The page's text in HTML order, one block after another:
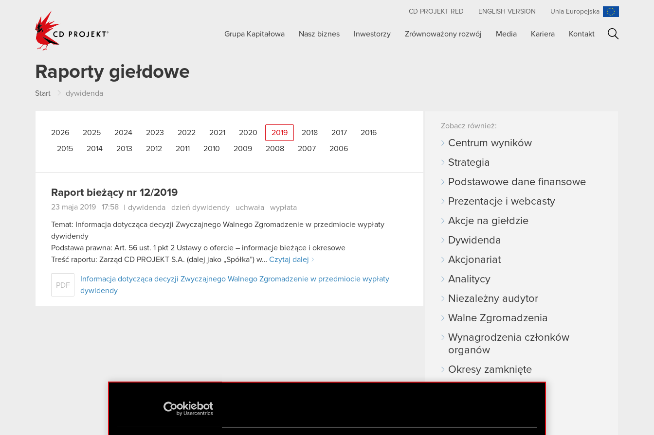
CD PROJEKT RED ENGLISH VERSION Unia Europejska
Grupa Kapitałowa Nasz biznes Inwestorzy Zrównoważony rozwój Media Kariera Kontakt
Raporty giełdowe
Start dywidenda
2026 2025 2024 2023 2022 2021 2020 2019 2018 2017 2016
2015 2014 2013 2012 2011 2010 2009 2008 2007 2006
Raport bieżący nr 12/2019
23 maja 2019 17:58 dywidenda dzień dywidendy uchwała wypłata
Temat: Informacja dotycząca decyzji Zwyczajnego Walnego Zgromadzenie w przedmiocie wypłaty
dywidendy
Podstawa prawna: Art. 56 ust. 1 pkt 2 Ustawy o ofercie – informacje bieżące i okresowe
Treść raportu: Zarząd CD PROJEKT S.A. (dalej jako „Spółka”) w… Czytaj dalej
PDF
Informacja dotycząca decyzji Zwyczajnego Walnego Zgromadzenie w przedmiocie wypłaty
dywidendy
Zobacz również:
Centrum wyników
Strategia
Podstawowe dane finansowe
Prezentacje i webcasty
Akcje na giełdzie
Dywidenda
Akcjonariat
Analitycy
Niezależny audytor
Walne Zgromadzenia
Wynagrodzenia członków
organów
Okresy zamknięte
Przydatne linki